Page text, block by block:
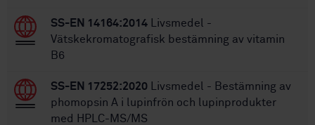
SS-EN 14164:2014 Livsmedel -
Vätskekromatografisk bestämning av vitamin
B6
SS-EN 17252:2020 Livsmedel - Bestämning av
phomopsin A i lupinfrön och lupinprodukter
med HPLC-MS/MS